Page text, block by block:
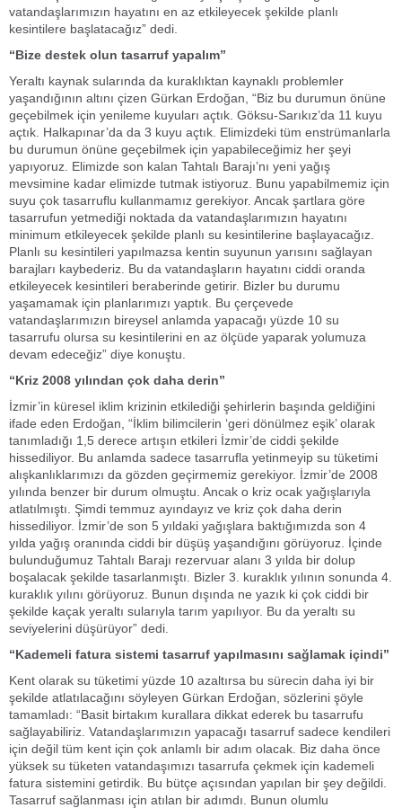
vatandaşlarımızın hayatını en az etkileyecek şekilde planlı
kesintilere başlatacağız” dedi.
“Bize destek olun tasarruf yapalım”
Yeraltı kaynak sularında da kuraklıktan kaynaklı problemler
yaşandığının altını çizen Gürkan Erdoğan, “Biz bu durumun önüne
geçebilmek için yenileme kuyuları açtık. Göksu-Sarıkız’da 11 kuyu
açtık. Halkapınar’da da 3 kuyu açtık. Elimizdeki tüm enstrümanlarla
bu durumun önüne geçebilmek için yapabileceğimiz her şeyi
yapıyoruz. Elimizde son kalan Tahtalı Barajı’nı yeni yağış
mevsimine kadar elimizde tutmak istiyoruz. Bunu yapabilmemiz için
suyu çok tasarruflu kullanmamız gerekiyor. Ancak şartlara göre
tasarrufun yetmediği noktada da vatandaşlarımızın hayatını
minimum etkileyecek şekilde planlı su kesintilerine başlayacağız.
Planlı su kesintileri yapılmazsa kentin suyunun yarısını sağlayan
barajları kaybederiz. Bu da vatandaşların hayatını ciddi oranda
etkileyecek kesintileri beraberinde getirir. Bizler bu durumu
yaşamamak için planlarımızı yaptık. Bu çerçevede
vatandaşlarımızın bireysel anlamda yapacağı yüzde 10 su
tasarrufu olursa su kesintilerini en az ölçüde yaparak yolumuza
devam edeceğiz” diye konuştu.
“Kriz 2008 yılından çok daha derin”
İzmir’in küresel iklim krizinin etkilediği şehirlerin başında geldiğini
ifade eden Erdoğan, “İklim bilimcilerin ‘geri dönülmez eşik’ olarak
tanımladığı 1,5 derece artışın etkileri İzmir’de ciddi şekilde
hissediliyor. Bu anlamda sadece tasarrufla yetinmeyip su tüketimi
alışkanlıklarımızı da gözden geçirmemiz gerekiyor. İzmir’de 2008
yılında benzer bir durum olmuştu. Ancak o kriz ocak yağışlarıyla
atlatılmıştı. Şimdi temmuz ayındayız ve kriz çok daha derin
hissediliyor. İzmir’de son 5 yıldaki yağışlara baktığımızda son 4
yılda yağış oranında ciddi bir düşüş yaşandığını görüyoruz. İçinde
bulunduğumuz Tahtalı Barajı rezervuar alanı 3 yılda bir dolup
boşalacak şekilde tasarlanmıştı. Bizler 3. kuraklık yılının sonunda 4.
kuraklık yılını görüyoruz. Bunun dışında ne yazık ki çok ciddi bir
şekilde kaçak yeraltı sularıyla tarım yapılıyor. Bu da yeraltı su
seviyelerini düşürüyor” dedi.
“Kademeli fatura sistemi tasarruf yapılmasını sağlamak içindi”
Kent olarak su tüketimi yüzde 10 azaltırsa bu sürecin daha iyi bir
şekilde atlatılacağını söyleyen Gürkan Erdoğan, sözlerini şöyle
tamamladı: “Basit birtakım kurallara dikkat ederek bu tasarrufu
sağlayabiliriz. Vatandaşlarımızın yapacağı tasarruf sadece kendileri
için değil tüm kent için çok anlamlı bir adım olacak. Biz daha önce
yüksek su tüketen vatandaşımızı tasarrufa çekmek için kademeli
fatura sistemini getirdik. Bu bütçe açısından yapılan bir şey değildi.
Tasarruf sağlanması için atılan bir adımdı. Bunun olumlu